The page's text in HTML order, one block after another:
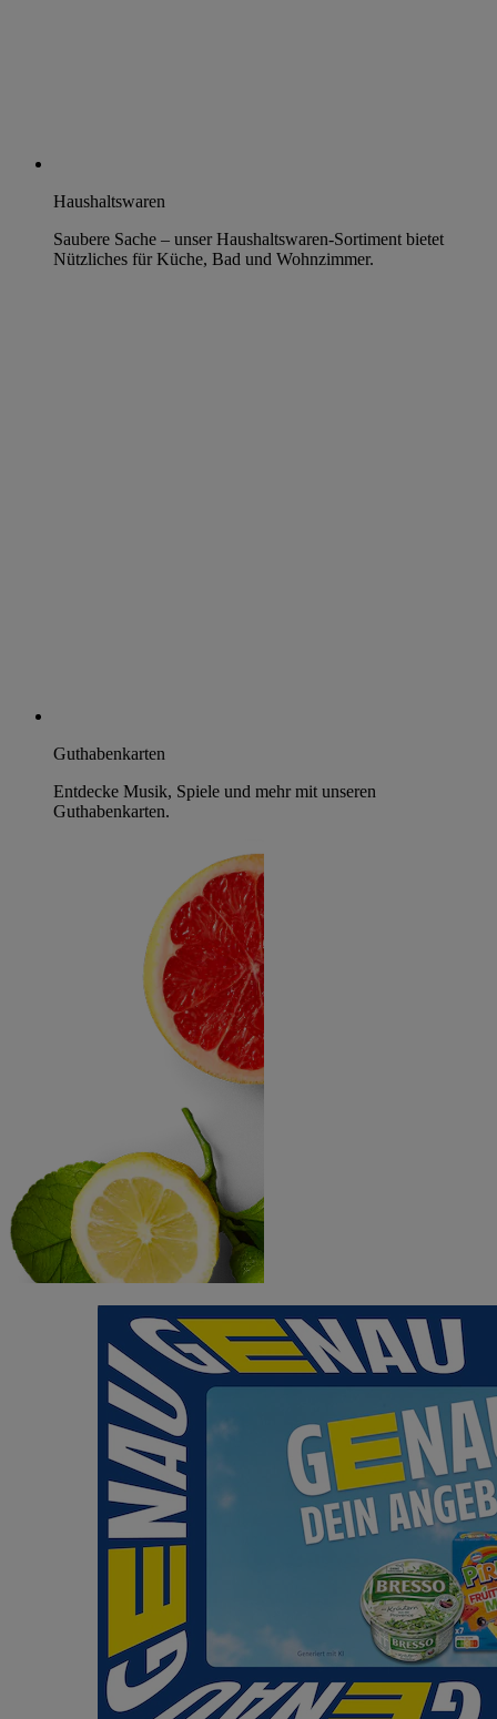
Haushaltswaren
Saubere Sache – unser Haushaltswaren-Sortiment bietet
Nützliches für Küche, Bad und Wohnzimmer.
Guthabenkarten
Entdecke Musik, Spiele und mehr mit unseren
Guthabenkarten.